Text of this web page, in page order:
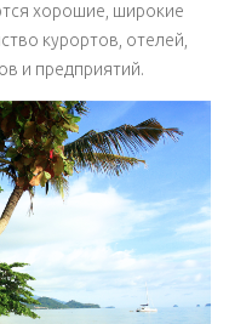
хорошие, широкие
курортов, отелей,
и предприятий.